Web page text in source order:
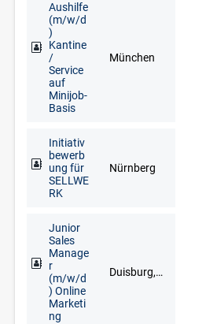
Aushilfe
(m/w/d
)
Kantine
/
Service
auf
Minijob-
Basis
München
Initiativ
bewerb
ung für
SELLWE
RK
Nürnberg
Junior
Sales
Manage
r
(m/w/d
) Online
Marketi
ng
Duisburg, Düsseldorf, Goch, Kleve, Krefeld, Meerbusch, Remscheid, Solingen, Wuppertal